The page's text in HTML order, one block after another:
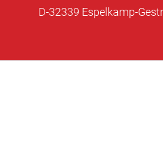
D-32339 Espelkamp-